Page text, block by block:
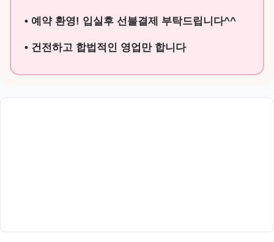
• 예약 환영! 입실후 선불결제 부탁드립니다^^
• 건전하고 합법적인 영업만 합니다